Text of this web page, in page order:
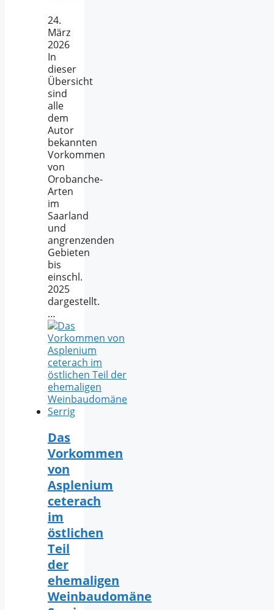
24.
März
2026
In
dieser
Übersicht
sind
alle
dem
Autor
bekannten
Vorkommen
von
Orobanche-
Arten
im
Saarland
und
angrenzenden
Gebieten
bis
einschl.
2025
dargestellt.
…
Das
Vorkommen
von
Asplenium
ceterach
im
östlichen
Teil
der
ehemaligen
Weinbaudomäne